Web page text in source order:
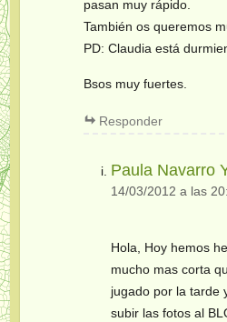
pasan muy rápido.
También os queremos
PD: Claudia está
Bsos muy fuertes.
Responder
Paula Navarro
14/03/2012 a las
Hola, Hoy hemos
mucho mas corta
jugado por la tarde
subir las fotos al